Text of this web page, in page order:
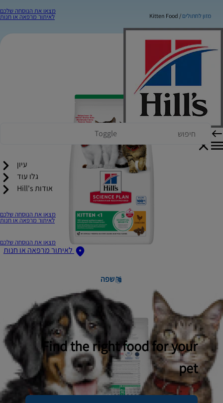
מצאו את הנוסחה שלכם
לאיתור מרפאה או חנות
Toggle
עיון
גלו עוד
אודות Hill's
מצאו את הנוסחה שלכם
לאיתור מרפאה או חנות
מצאו את הנוסחה שלכם
לאיתור מרפאה או חנות
שפה
Find the right food for your
pet
מזון לחתולים Kitten Food